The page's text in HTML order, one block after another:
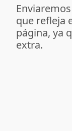
que refleja
página, ya
extra.